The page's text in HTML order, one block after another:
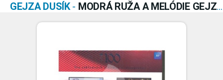
GEJZA DUSÍK- MODRÁ RUŽA A MELÓDIE GEJZU DUSÍKA 82/85